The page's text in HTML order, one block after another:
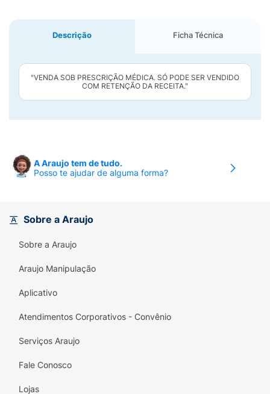
Descrição Ficha Técnica
"VENDA SOB PRESCRIÇÃO MÉDICA. SÓ PODE SER VENDIDO
COM RETENÇÃO DA RECEITA."
A Araujo tem de tudo.
Posso te ajudar de alguma forma?
Sobre a Araujo
Sobre a Araujo
Araujo Manipulação
Aplicativo
Atendimentos Corporativos - Convênio
Serviços Araujo
Fale Conosco
Lojas